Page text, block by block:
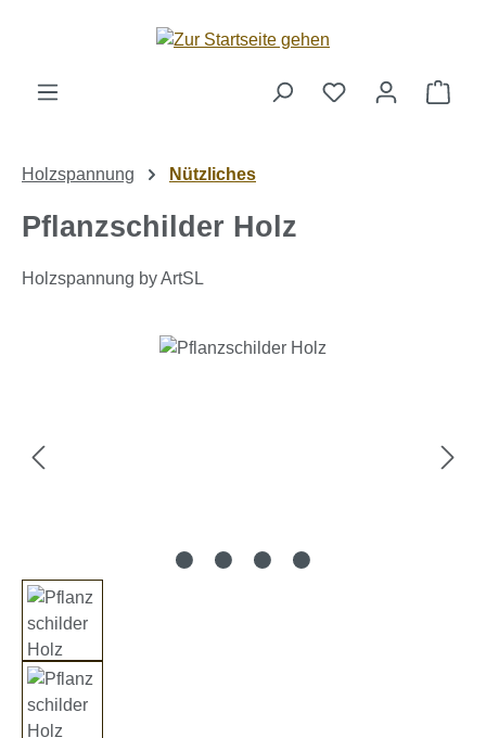
Zum Hauptinhalt springen
Holzspannung Nützliches
Pflanzschilder Holz
Holzspannung by ArtSL
Bildergalerie überspringen